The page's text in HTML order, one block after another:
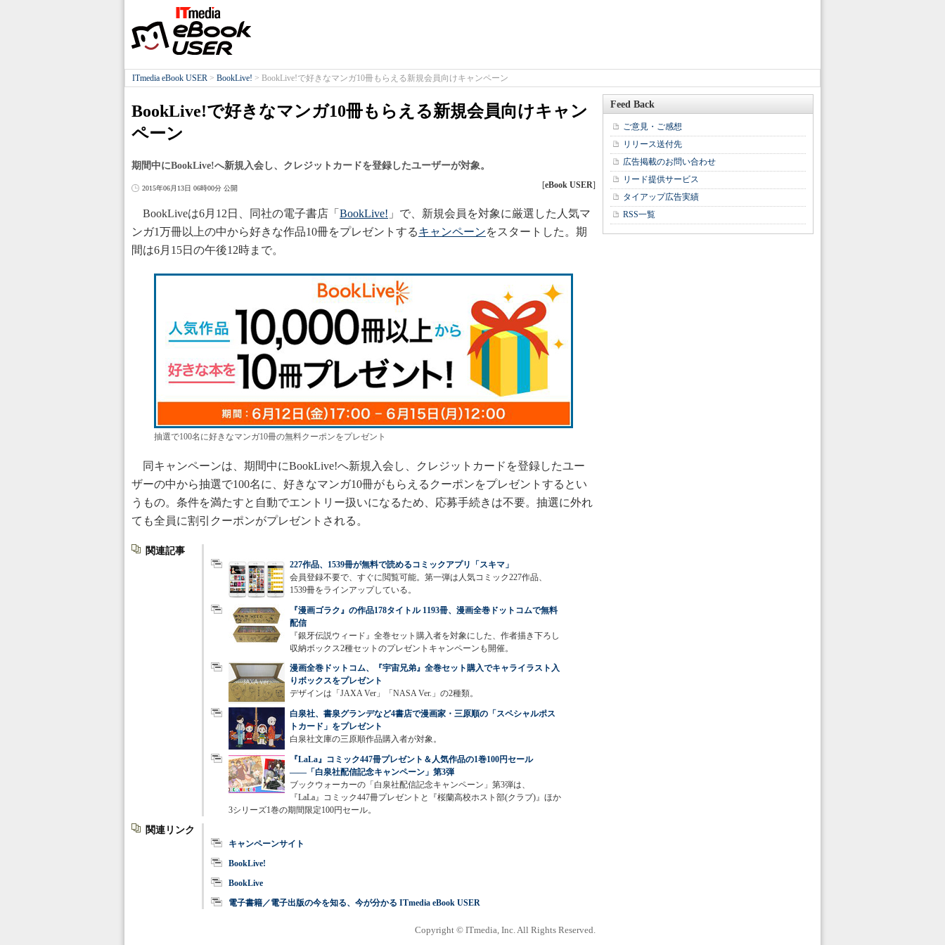
ITmedia eBook USER > BookLive! > BookLive!で好きなマンガ10冊もらえる新規会員向けキャンペーン
BookLive!で好きなマンガ10冊もらえる新規会員向けキャン
ペーン
期間中にBookLive!へ新規入会し、クレジットカードを登録したユーザーが対象。
2015年06月13日 06時00分 公開 [eBook USER]
BookLiveは6月12日、同社の電子書店「 BookLive! 」で、新規会員を対象に厳選した人気マ
ンガ1万冊以上の中から好きな作品10冊をプレゼントするキャンペーンをスタートした。期
間は6月15日の午後12時まで。
抽選で100名に好きなマンガ10冊の無料クーポンをプレゼント
同キャンペーンは、期間中にBookLive!へ新規入会し、クレジットカードを登録したユー
ザーの中から抽選で100名に、好きなマンガ10冊がもらえるクーポンをプレゼントするとい
うもの。条件を満たすと自動でエントリー扱いになるため、応募手続きは不要。抽選に外れ
ても全員に割引クーポンがプレゼントされる。
関連記事
227作品、1539冊が無料で読めるコミックアプリ「スキマ」
会員登録不要で、すぐに閲覧可能。第一弾は人気コミック227作品、
1539冊をラインアップしている。
『漫画ゴラク』の作品178タイトル 1193冊、漫画全巻ドットコムで無料
配信
『銀牙伝説ウィード』全巻セット購入者を対象にした、作者描き下ろし
収納ボックス2種セットのプレゼントキャンペーンも開催。
漫画全巻ドットコム、『宇宙兄弟』全巻セット購入でキャライラスト入
りボックスをプレゼント
デザインは「JAXA Ver」「NASA Ver.」の2種類。
白泉社、書泉グランデなど4書店で漫画家・三原順の「スペシャルポス
トカード」をプレゼント
白泉社文庫の三原順作品購入者が対象。
『LaLa』コミック447冊プレゼント＆人気作品の1巻100円セール
――「白泉社配信記念キャンペーン」第3弾
ブックウォーカーの「白泉社配信記念キャンペーン」第3弾は、
『LaLa』コミック447冊プレゼントと『桜蘭高校ホスト部(クラブ)』ほか
3シリーズ1巻の期間限定100円セール。
関連リンク
キャンペーンサイト
BookLive!
BookLive
電子書籍／電子出版の今を知る、今が分かる ITmedia eBook USER
Copyright © ITmedia, Inc. All Rights Reserved.
Feed Back
ご意見・ご感想
リリース送付先
広告掲載のお問い合わせ
リード提供サービス
タイアップ広告実績
RSS一覧